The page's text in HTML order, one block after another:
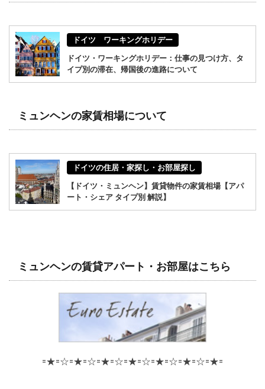
ドイツ ワーキングホリデー
ドイツ・ワーキングホリデー：仕事の見つけ方、タ
イプ別の滞在、帰国後の進路について
ミュンヘンの家賃相場について
ドイツの住居・家探し・お部屋探し
【ドイツ・ミュンヘン】賃貸物件の家賃相場【アパ
ート・シェア タイプ別 解説】
ミュンヘンの賃貸アパート・お部屋はこちら
=★=☆=★=☆=★=☆=★=☆=★=☆=★=☆=★=